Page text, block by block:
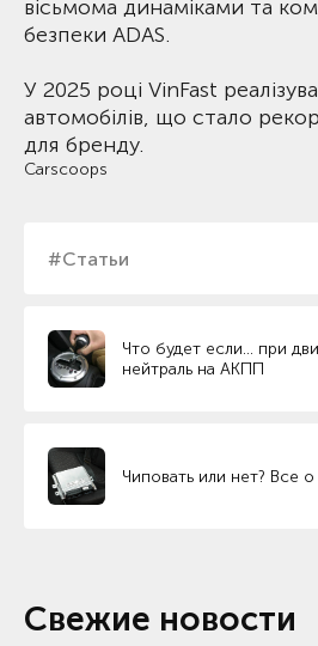
#Статьи
Что будет если… при
нейтраль на АКПП
Чиповать или нет? Все
вісьмома динаміками та
безпеки ADAS.
У 2025 році VinFast
автомобілів, що стало
для бренду.
Carscoops
Свежие новости